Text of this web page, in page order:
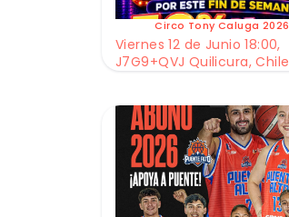
Circo Tony Caluga 2026
Viernes 12 de Junio 18:00,
J7G9+QVJ Quilicura, Chile